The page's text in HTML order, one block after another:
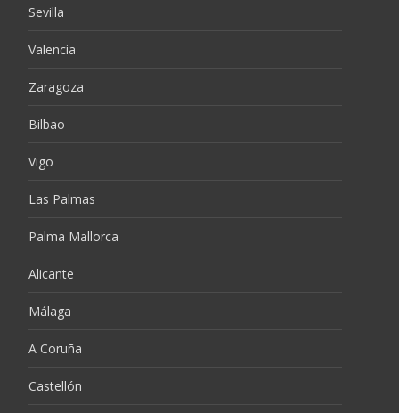
Sevilla
Valencia
Zaragoza
Bilbao
Vigo
Las Palmas
Palma Mallorca
Alicante
Málaga
A Coruña
Castellón